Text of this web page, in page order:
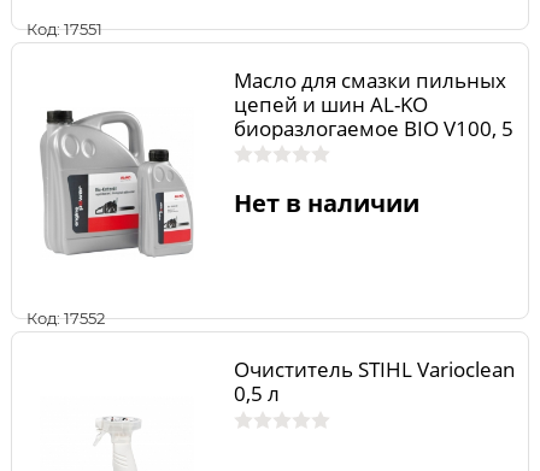
Код: 17551
Код: 17552
Масло для смазки пильных
цепей и шин AL-KO
биоразлогаемое BIO V100, 5
л.
Нет в наличии
Очиститель STIHL Varioclean
0,5 л